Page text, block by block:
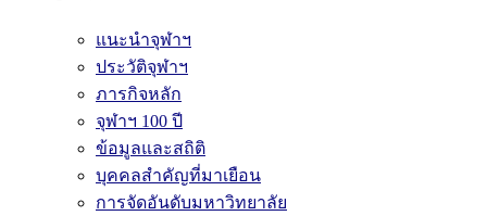
แนะนำจุฬาฯ
ประวัติจุฬาฯ
ภารกิจหลัก
จุฬาฯ 100 ปี
ข้อมูลและสถิติ
บุคคลสำคัญที่มาเยือน
การจัดอันดับมหาวิทยาลัย